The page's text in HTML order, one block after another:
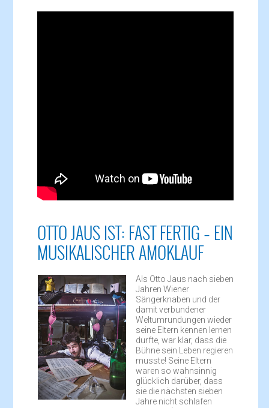
OTTO JAUS IST: FAST FERTIG – EIN
MUSIKALISCHER AMOKLAUF
Als Otto Jaus nach sieben
Jahren Wiener
Sängerknaben und der
damit verbundener
Weltumrundungen wieder
seine Eltern kennen lernen
durfte, war klar, dass die
Bühne sein Leben regieren
musste! Seine Eltern
waren so wahnsinnig
glücklich darüber, dass
sie die nächsten sieben
Jahre nicht schlafen